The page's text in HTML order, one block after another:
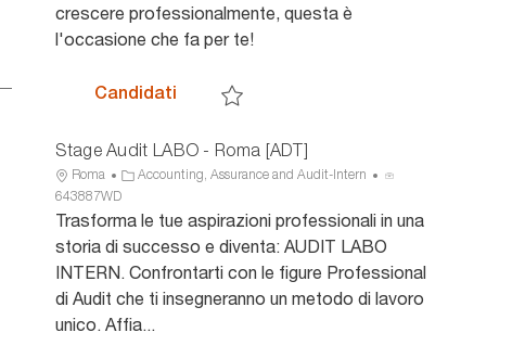
n
e
a
crescere professionalmente, questa è
l'occasione che fa per te!
Candidati Stage Audit LABO RTM - Milano [ADT]
Stage Audit LABO - Roma [ADT]
U
b
i
z
i
o
Roma
C
a
t
o
r
i
Accounting, Assurance and Audit-Intern
I
a
n
u
n
643887WD
Trasforma le tue aspirazioni professionali in una
storia di successo e diventa: AUDIT LABO
INTERN. Confrontarti con le figure Professional
di Audit che ti insegneranno un metodo di lavoro
unico. Affia...